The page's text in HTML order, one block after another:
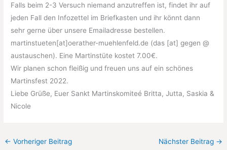
Falls beim 2-3 Versuch niemand anzutreffen ist, findet ihr auf
jeden Fall den Infozettel im Briefkasten und ihr könnt dann
sehr gerne über unsere Emailadresse bestellen.
martinstueten[at]oerather-muehlenfeld.de (das [at] gegen @
austauschen). Eine Martinstüte kostet 7.00€.
Wir planen schon fleißig und freuen uns auf ein schönes
Martinsfest 2022.
Liebe Grüße, Euer Sankt Martinskomiteé Britta, Jutta, Saskia &
Nicole
← Vorheriger Beitrag Nächster Beitrag →